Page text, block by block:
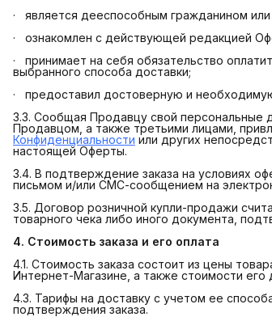
· является дееспособным гражданином
· ознакомлен с действующей редакцией
· принимает на себя обязательство
выбранного способа доставки;
· предоставил достоверную и
3.3. Сообщая Продавцу свой персональные
Продавцом, а также третьими лицами,
Конфиденциальности или других
настоящей Оферты.
3.4. В подтверждение заказа на условиях
письмом и/или СМС-сообщением на
3.5. Договор розничной купли-продажи
товарного чека либо иного документа,
4. Стоимость заказа и его оплата
4.1. Стоимость заказа состоит из цены
Интернет-Магазине, а также стоимости его
4.3. Тарифы на доставку с учетом ее
подтверждения заказа.